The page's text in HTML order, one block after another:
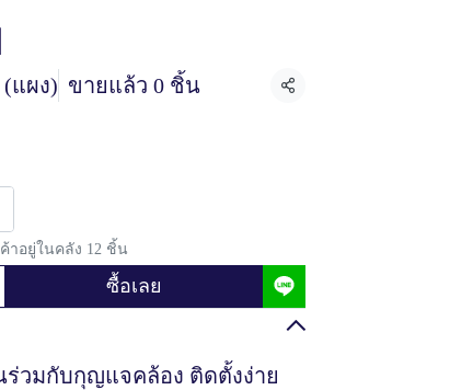
แผง) ขายแล้ว 0 ชิ้น แชร์
าอยู่ในคลัง 12 ชิ้น
ซื้อเลย
ร่วมกับกุญแจคล้อง ติดตั้งง่าย